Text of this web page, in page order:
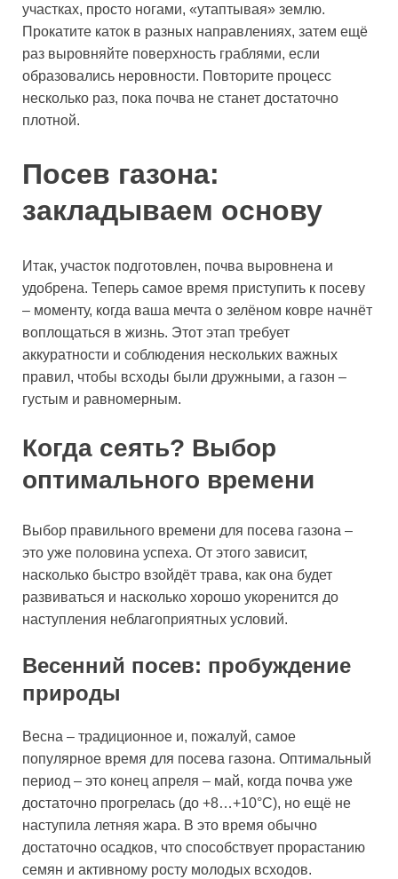
участках, просто ногами, «утаптывая» землю.
Прокатите каток в разных направлениях, затем ещё
раз выровняйте поверхность граблями, если
образовались неровности. Повторите процесс
несколько раз, пока почва не станет достаточно
плотной.
Посев газона:
закладываем основу
Итак, участок подготовлен, почва выровнена и
удобрена. Теперь самое время приступить к посеву
– моменту, когда ваша мечта о зелёном ковре начнёт
воплощаться в жизнь. Этот этап требует
аккуратности и соблюдения нескольких важных
правил, чтобы всходы были дружными, а газон –
густым и равномерным.
Когда сеять? Выбор
оптимального времени
Выбор правильного времени для посева газона –
это уже половина успеха. От этого зависит,
насколько быстро взойдёт трава, как она будет
развиваться и насколько хорошо укоренится до
наступления неблагоприятных условий.
Весенний посев: пробуждение
природы
Весна – традиционное и, пожалуй, самое
популярное время для посева газона. Оптимальный
период – это конец апреля – май, когда почва уже
достаточно прогрелась (до +8…+10°C), но ещё не
наступила летняя жара. В это время обычно
достаточно осадков, что способствует прорастанию
семян и активному росту молодых всходов.